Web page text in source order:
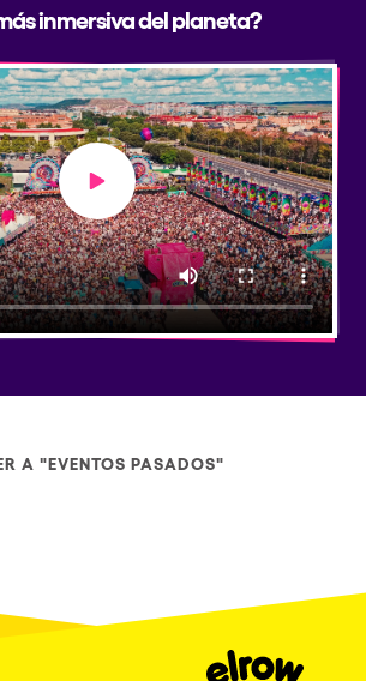
inmersiva del planeta?
Play video
A "EVENTOS PASADOS"